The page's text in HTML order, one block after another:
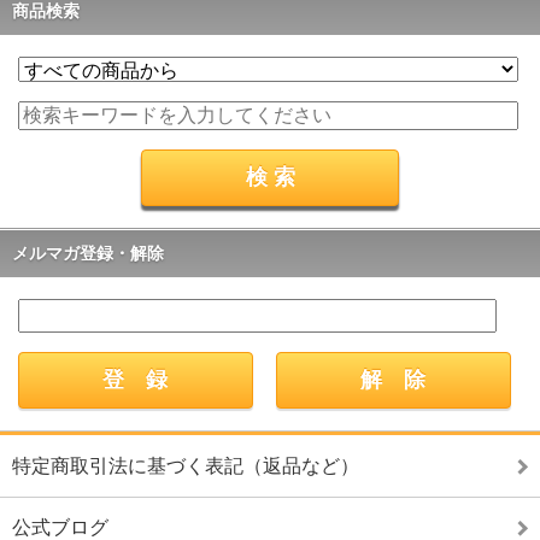
商品検索
メルマガ登録・解除
特定商取引法に基づく表記（返品など）
公式ブログ